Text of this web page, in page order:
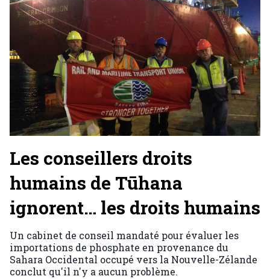
Les conseillers droits
humains de Tūhana
ignorent… les droits humains
Un cabinet de conseil mandaté pour évaluer les
importations de phosphate en provenance du
Sahara Occidental occupé vers la Nouvelle-Zélande
conclut qu'il n'y a aucun problème.